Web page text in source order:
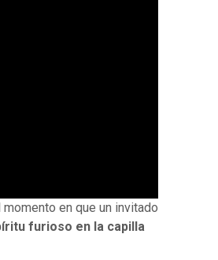
en que un invitado
furioso en la capilla